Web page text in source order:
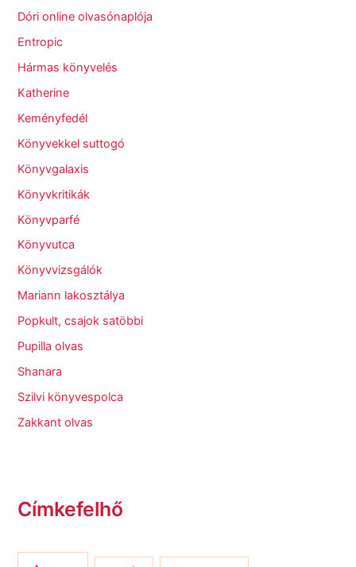
Dóri online olvasónaplója
Entropic
Hármas könyvelés
Katherine
Keményfedél
Könyvekkel suttogó
Könyvgalaxis
Könyvkritikák
Könyvparfé
Könyvutca
Könyvvizsgálók
Mariann lakosztálya
Popkult, csajok satöbbi
Pupilla olvas
Shanara
Szilvi könyvespolca
Zakkant olvas
Címkefelhő